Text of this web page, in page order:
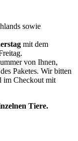
sowie
mit dem
von Ihnen,
Paketes. Wir bitten
im Checkout mit
Tiere.